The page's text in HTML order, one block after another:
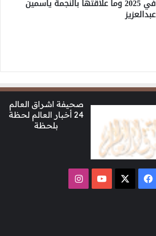
عبدالعزيز
صحيفة اشراق العالم
24 أخبار العالم لحظة
بلحظة
فيسبوك ‫YouTubeانستقرام